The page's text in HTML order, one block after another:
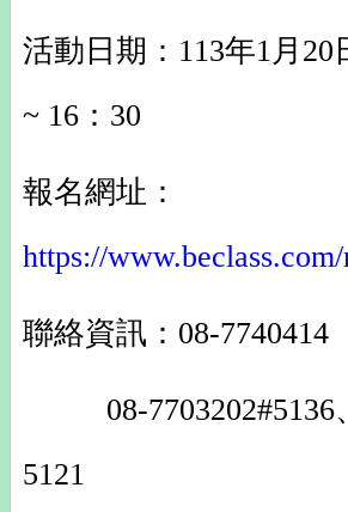
活動日期：113年1月20
~ 16：30
報名網址：
https://
聯絡資訊：08-7740414
08-7703202#5136、
5121